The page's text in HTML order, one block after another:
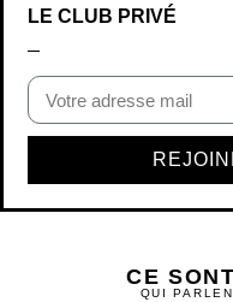
LE CLUB PRIVÉ
CE
QUI